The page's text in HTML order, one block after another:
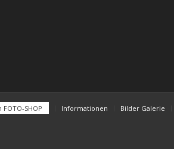
FOTO-SHOP Informationen Bilder Galerie